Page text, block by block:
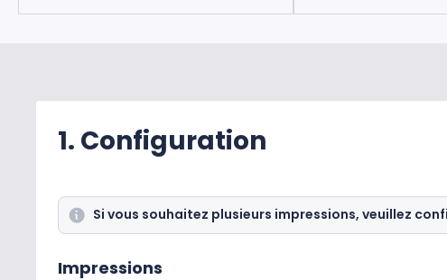
1. Configuration
Si vous souhaitez plusieurs impressions, veuillez
Impressions